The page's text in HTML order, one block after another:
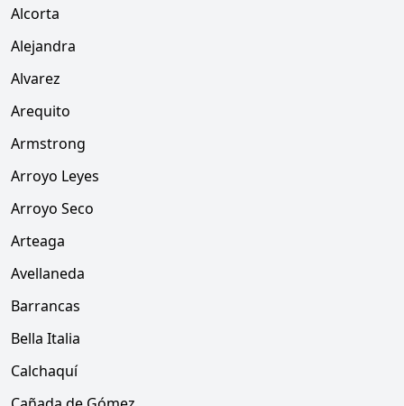
Alcorta
Alejandra
Alvarez
Arequito
Armstrong
Arroyo Leyes
Arroyo Seco
Arteaga
Avellaneda
Barrancas
Bella Italia
Calchaquí